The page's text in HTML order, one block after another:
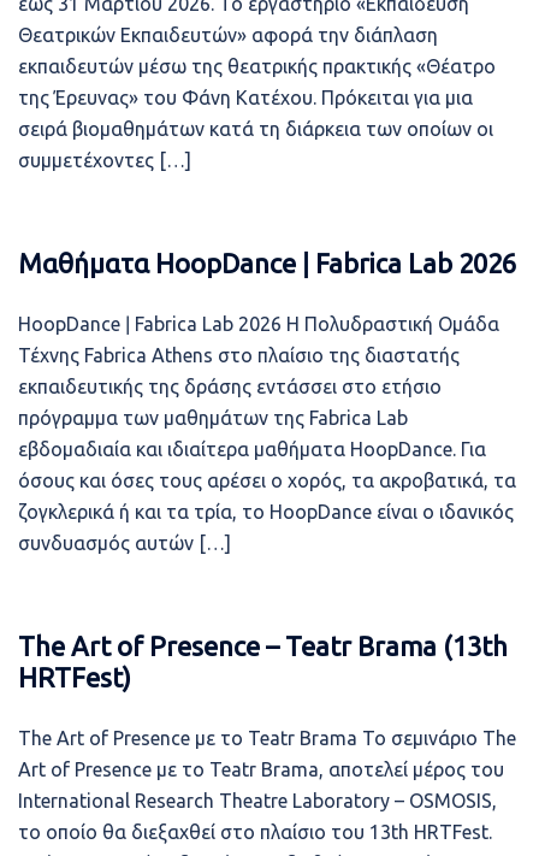
Θεατρικών Εκπαιδευτών» αφορά την διάπλαση
εκπαιδευτών μέσω της θεατρικής πρακτικής «Θέατρο
της Έρευνας» του Φάνη Κατέχου. Πρόκειται για μια
σειρά βιομαθημάτων κατά τη διάρκεια των οποίων οι
συμμετέχοντες […]
Μαθήματα HoopDance ǀ Fabrica Lab 2026
HoopDance ǀ Fabrica Lab 2026 Η Πολυδραστική Ομάδα
Τέχνης Fabrica Athens στο πλαίσιο της διαστατής
εκπαιδευτικής της δράσης εντάσσει στο ετήσιο
πρόγραμμα των μαθημάτων της Fabrica Lab
εβδομαδιαία και ιδιαίτερα μαθήματα HoopDance. Για
όσους και όσες τους αρέσει ο χορός, τα ακροβατικά, τα
ζογκλερικά ή και τα τρία, το HoopDance είναι ο ιδανικός
συνδυασμός αυτών […]
The Art of Presence – Teatr Brama (13th
HRTFest)
The Art of Presence με το Teatr Brama Το σεμινάριο The
Art of Presence με το Teatr Brama, αποτελεί μέρος του
International Research Theatre Laboratory – OSMOSIS,
το οποίο θα διεξαχθεί στο πλαίσιο του 13th HRTFest.